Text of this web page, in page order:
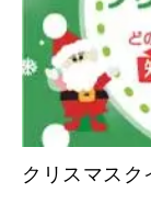
クリスマス